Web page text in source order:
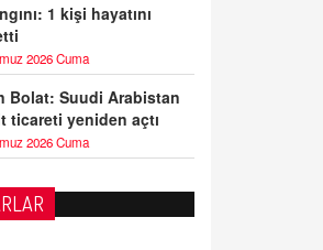
1 kişi hayatını
2026 Cuma
Bolat: Suudi Arabistan
ticareti yeniden açtı
2026 Cuma